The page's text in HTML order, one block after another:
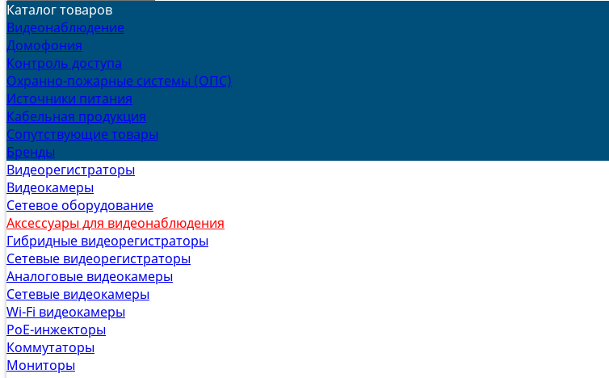
Каталог товаров
Видеонаблюдение
Домофония
Контроль доступа
Охранно-пожарные системы (ОПС)
Источники питания
Кабельная продукция
Сопутствующие товары
Бренды
Видеорегистраторы
Видеокамеры
Сетевое оборудование
Аксессуары для видеонаблюдения
Гибридные видеорегистраторы
Сетевые видеорегистраторы
Аналоговые видеокамеры
Сетевые видеокамеры
Wi-Fi видеокамеры
PoE-инжекторы
Коммутаторы
Мониторы